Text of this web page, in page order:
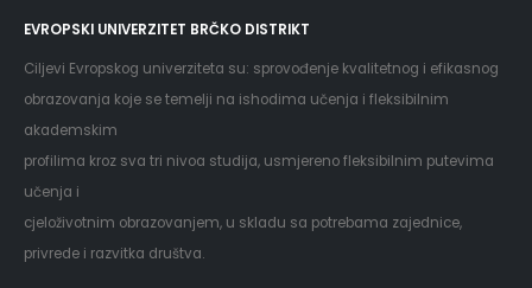
EVROPSKI UNIVERZITET BRČKO DISTRIKT
Ciljevi Evropskog univerziteta su: sprovođenje kvalitetnog i efikasnog
obrazovanja koje se temelji na ishodima učenja i fleksibilnim
akademskim
profilima kroz sva tri nivoa studija, usmjereno fleksibilnim putevima
učenja i
cjeloživotnim obrazovanjem, u skladu sa potrebama zajednice,
privrede i razvitka društva.